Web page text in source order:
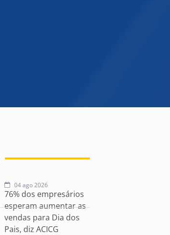
04 ago 2026
76% dos empresários
esperam aumentar as
vendas para Dia dos
Pais, diz ACICG